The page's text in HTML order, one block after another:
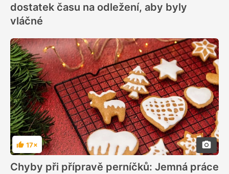
dostatek času na odležení, aby byly
vláčné
Hodnocení
17×
Chyby při přípravě perníčků: Jemná práce